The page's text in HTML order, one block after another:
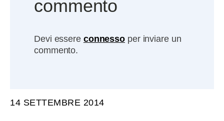
commento
Devi essere connesso per inviare un
commento.
14 SETTEMBRE 2014